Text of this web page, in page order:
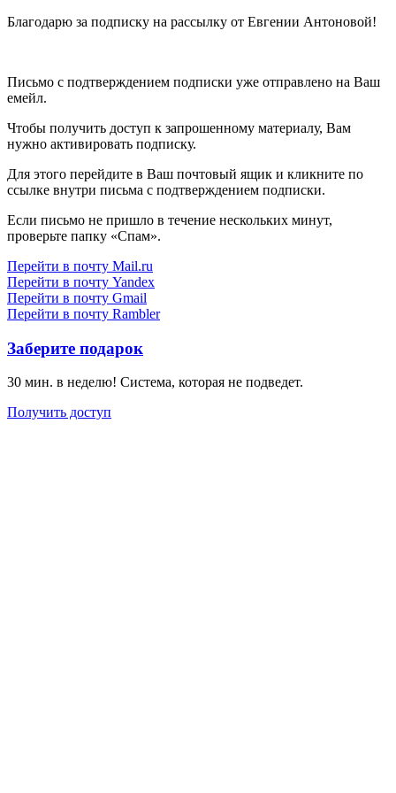
Благодарю за подписку на рассылку от Евгении Антоновой!
Письмо с подтверждением подписки уже отправлено на Ваш
емейл.
Чтобы получить доступ к запрошенному материалу, Вам
нужно активировать подписку.
Для этого перейдите в Ваш почтовый ящик и кликните по
ссылке внутри письма с подтверждением подписки.
Если письмо не пришло в течение нескольких минут,
проверьте папку «Спам».
Перейти в почту Mail.ru
Перейти в почту Yandex
Перейти в почту Gmail
Перейти в почту Rambler
Заберите подарок
30 мин. в неделю! Система, которая не подведет.
Получить доступ